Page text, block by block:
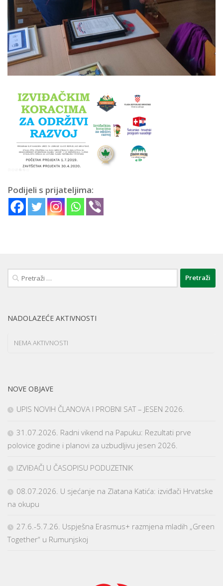
Podijeli s prijateljima:
Pretraži:
NADOLAZEĆE AKTIVNOSTI
NEMA AKTIVNOSTI
NOVE OBJAVE
UPIS NOVIH ČLANOVA I PROBNI SAT – JESEN 2026.
31.07.2026. Radni vikend na Papuku: Rezultati prve
polovice godine i planovi za uzbudljivu jesen 2026.
IZVIĐAČI U ČASOPISU PODUZETNIK
08.07.2026. U sjećanje na Zlatana Katića: izviđači Hrvatske
na okupu
27.6.-5.7.26. Uspješna Erasmus+ razmjena mladih „Green
Together“ u Rumunjskoj